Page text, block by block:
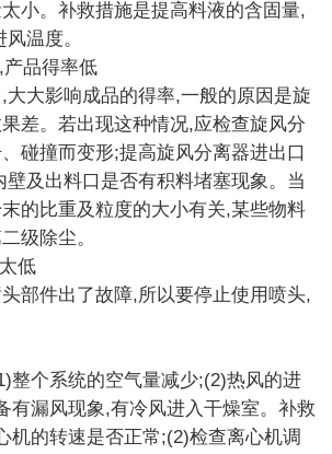
小。补救措施是提高料液的含固量,
温度。
品得率低
大影响成品的得率,一般的原因是旋
差。若出现这种情况,应检查旋风分
碰撞而变形;提高旋风分离器进出口
壁及出料口是否有积料堵塞现象。当
的比重及粒度的大小有关,某些物料
级除尘。
低
件出了故障,所以要停止使用喷头,
个系统的空气量减少;(2)热风的进
有漏风现象,有冷风进入干燥室。补救
机的转速是否正常;(2)检查离心机调